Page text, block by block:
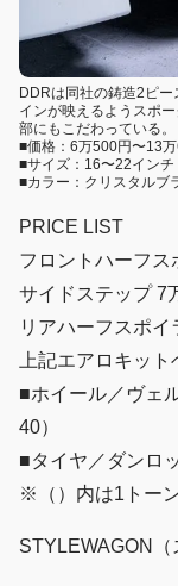
DDRは同社の鋳造2ピ
インが映えるようスポ
部にもこだわっている。
■価格：6万500円〜13
■サイズ：16〜22インチ
■カラー：クリスタルブ
PRICE LIST
フロントハーフス
サイドステップ 7
リアハーフスポイ
上記エアロキッ
■ホイール／ヴェ
40）
■タイヤ／ダンロ
※（）内は1トー
STYLEWAGON